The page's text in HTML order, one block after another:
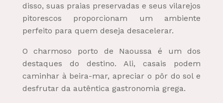
disso, suas praias preservadas e seus vilarejos
pitorescos proporcionam um ambiente
perfeito para quem deseja desacelerar.
O charmoso porto de Naoussa é um dos
destaques do destino. Ali, casais podem
caminhar à beira-mar, apreciar o pôr do sol e
desfrutar da autêntica gastronomia grega.